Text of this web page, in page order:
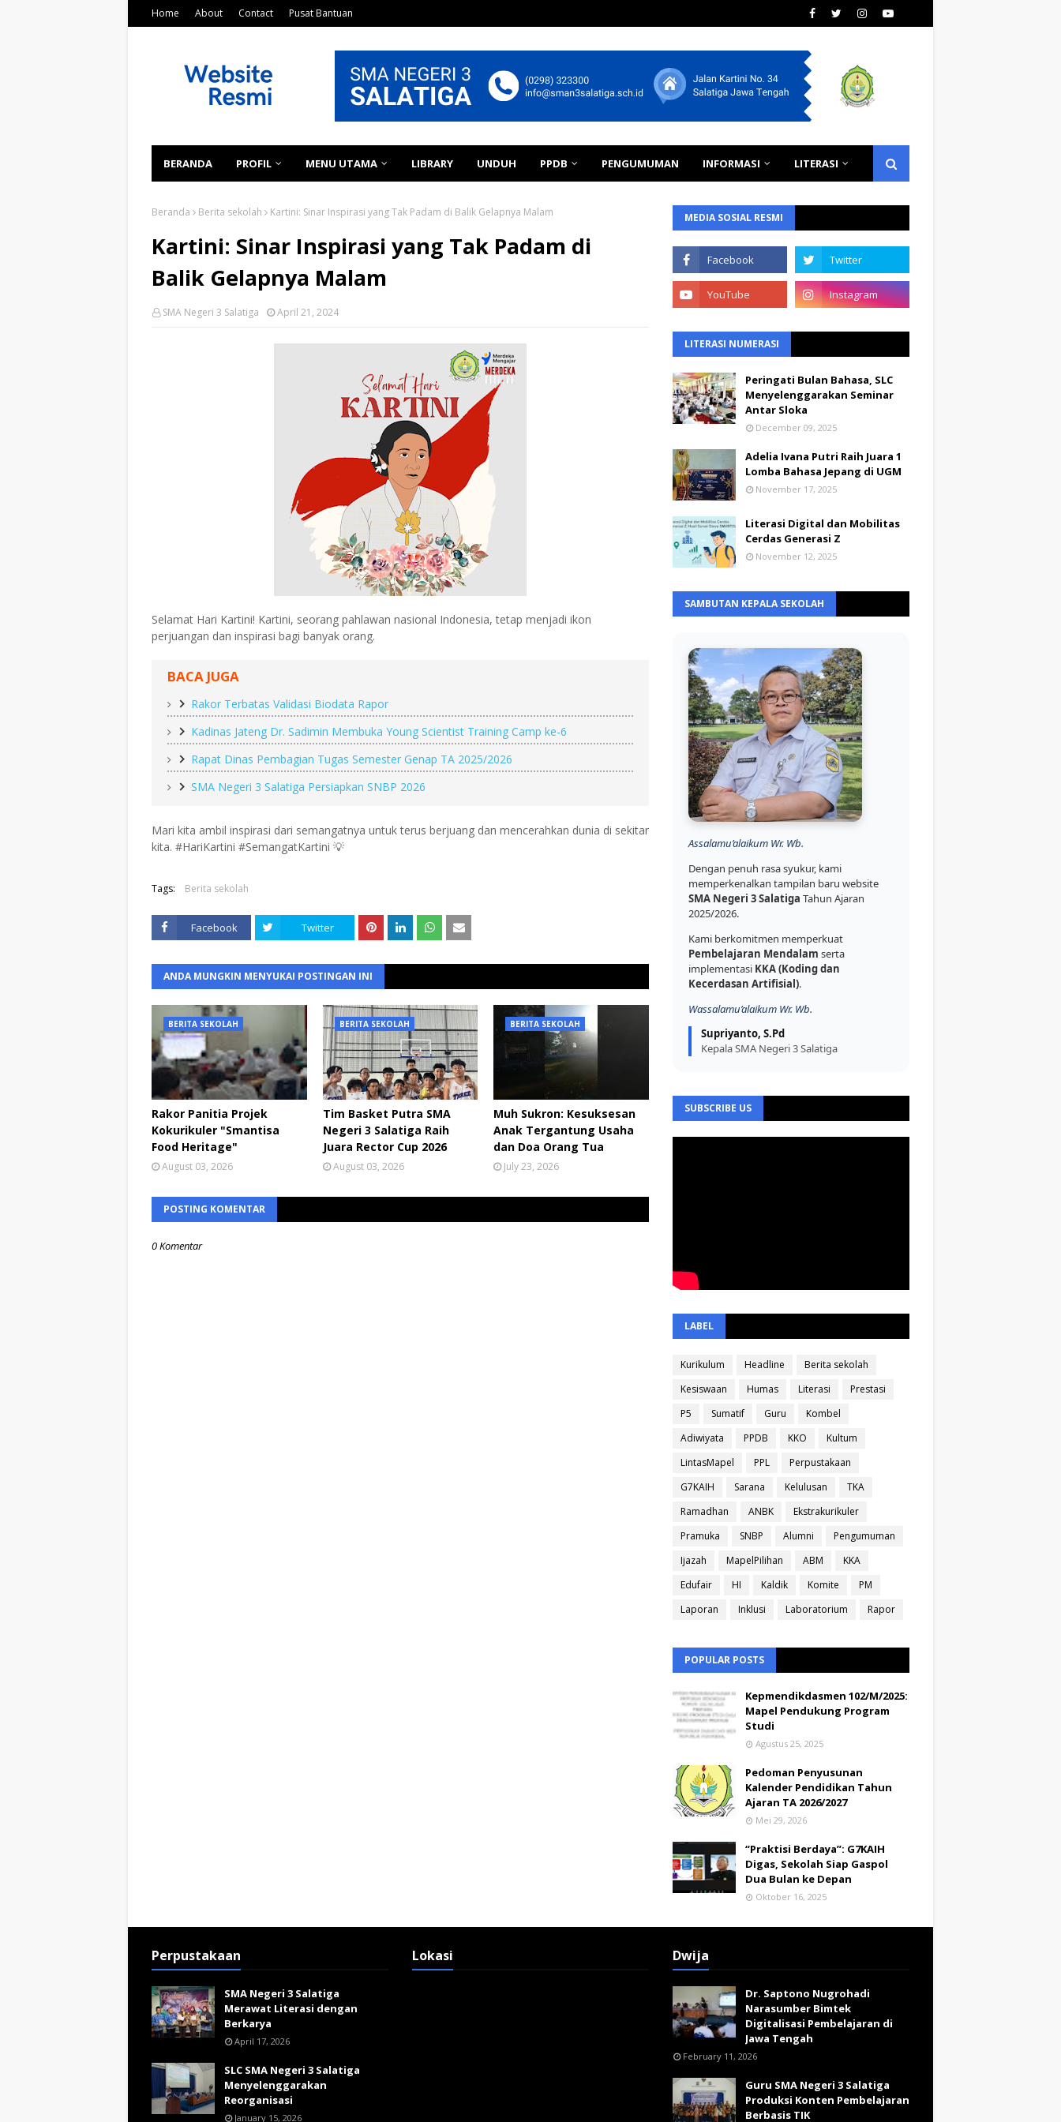
Home About Contact Pusat Bantuan
BERANDA PROFIL MENU UTAMA LIBRARY UNDUH PPDB PENGUMUMAN INFORMASI LITERASI
Beranda Berita sekolah Kartini: Sinar Inspirasi yang Tak Padam di Balik Gelapnya Malam
Kartini: Sinar Inspirasi yang Tak Padam di
Balik Gelapnya Malam
SMA Negeri 3 Salatiga April 21, 2024
Selamat Hari Kartini! Kartini, seorang pahlawan nasional Indonesia, tetap menjadi ikon
perjuangan dan inspirasi bagi banyak orang.
BACA JUGA
Rakor Terbatas Validasi Biodata Rapor
Kadinas Jateng Dr. Sadimin Membuka Young Scientist Training Camp ke-6
Rapat Dinas Pembagian Tugas Semester Genap TA 2025/2026
SMA Negeri 3 Salatiga Persiapkan SNBP 2026
Mari kita ambil inspirasi dari semangatnya untuk terus berjuang dan mencerahkan dunia di sekitar
kita. #HariKartini #SemangatKartini 💡
Tags: Berita sekolah
Facebook Twitter
ANDA MUNGKIN MENYUKAI POSTINGAN INI
BERITA SEKOLAH
Rakor Panitia Projek
Kokurikuler "Smantisa
Food Heritage"
August 03, 2026
BERITA SEKOLAH
Tim Basket Putra SMA
Negeri 3 Salatiga Raih
Juara Rector Cup 2026
August 03, 2026
BERITA SEKOLAH
Muh Sukron: Kesuksesan
Anak Tergantung Usaha
dan Doa Orang Tua
July 23, 2026
POSTING KOMENTAR
0 Komentar
MEDIA SOSIAL RESMI
LITERASI NUMERASI
Peringati Bulan Bahasa, SLC
Menyelenggarakan Seminar
Antar Sloka
December 09, 2025
Adelia Ivana Putri Raih Juara 1
Lomba Bahasa Jepang di UGM
November 17, 2025
Literasi Digital dan Mobilitas
Cerdas Generasi Z
November 12, 2025
SAMBUTAN KEPALA SEKOLAH
Assalamu’alaikum Wr. Wb.
Dengan penuh rasa syukur, kami
memperkenalkan tampilan baru website
SMA Negeri 3 Salatiga Tahun Ajaran
2025/2026.
Kami berkomitmen memperkuat
Pembelajaran Mendalam serta
implementasi KKA (Koding dan
Kecerdasan Artifisial).
Wassalamu’alaikum Wr. Wb.
Supriyanto, S.Pd
Kepala SMA Negeri 3 Salatiga
SUBSCRIBE US
LABEL
Kurikulum Headline
Berita sekolah
Kesiswaan
Humas Literasi
Prestasi
P5
Sumatif Guru
Kombel
Adiwiyata
PPDB KKO
Kultum
LintasMapel
PPL
Perpustakaan
G7KAIH
Sarana Kelulusan
TKA
Ramadhan
ANBK
Ekstrakurikuler
Pramuka
SNBP Alumni
Pengumuman
Ijazah
MapelPilihan ABM
KKA
Edufair
HI Kaldik Komite
PM
Laporan
Inklusi Laboratorium Rapor
POPULAR POSTS
Kepmendikdasmen 102/M/2025:
Mapel Pendukung Program
Studi
Agustus 25, 2025
Pedoman Penyusunan
Kalender Pendidikan Tahun
Ajaran TA 2026/2027
Mei 29, 2026
“Praktisi Berdaya”: G7KAIH
Digas, Sekolah Siap Gaspol
Dua Bulan ke Depan
Oktober 16, 2025
Perpustakaan
SMA Negeri 3 Salatiga
Merawat Literasi dengan
Berkarya
April 17, 2026
SLC SMA Negeri 3 Salatiga
Menyelenggarakan
Reorganisasi
January 15, 2026
Lokasi Dwija
Dr. Saptono Nugrohadi
Narasumber Bimtek
Digitalisasi Pembelajaran di
Jawa Tengah
February 11, 2026
Guru SMA Negeri 3 Salatiga
Produksi Konten Pembelajaran
Berbasis TIK